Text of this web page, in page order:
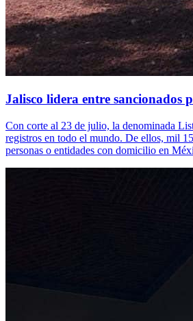
Jalisco lidera entre sancionados
Con corte al 23 de julio, la denominada
registros en todo el mundo. De ellos, mil
personas o entidades con domicilio en